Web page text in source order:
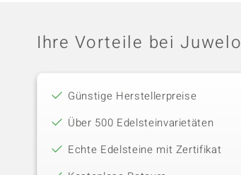
Ihre Vorteile bei Juwelo
Günstige Herstellerpreise
Über 500 Edelsteinvarietäten
Echte Edelsteine mit Zertifikat